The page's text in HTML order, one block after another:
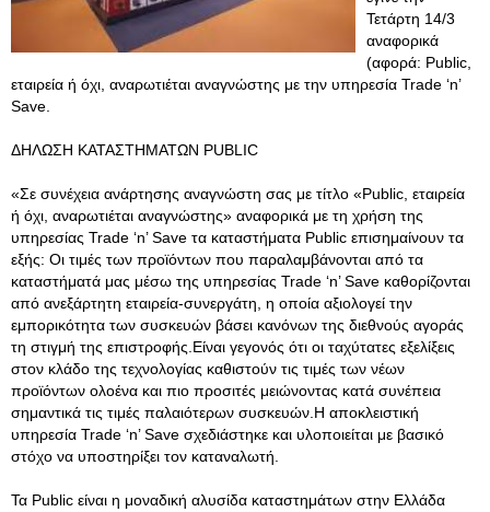
Τετάρτη 14/3
αναφορικά
(αφορά: Public,
εταιρεία ή όχι, αναρωτιέται αναγνώστης με την υπηρεσία Trade ‘n’
Save.
ΔΗΛΩΣΗ ΚΑΤΑΣΤΗΜΑΤΩΝ PUBLIC
«Σε συνέχεια ανάρτησης αναγνώστη σας με τίτλο «Public, εταιρεία
ή όχι, αναρωτιέται αναγνώστης» αναφορικά με τη χρήση της
υπηρεσίας Trade ‘n’ Save τα καταστήματα Public επισημαίνουν τα
εξής: Οι τιμές των προϊόντων που παραλαμβάνονται από τα
καταστήματά μας μέσω της υπηρεσίας Trade ‘n’ Save καθορίζονται
από ανεξάρτητη εταιρεία-συνεργάτη, η οποία αξιολογεί την
εμπορικότητα των συσκευών βάσει κανόνων της διεθνούς αγοράς
τη στιγμή της επιστροφής.Είναι γεγονός ότι οι ταχύτατες εξελίξεις
στον κλάδο της τεχνολογίας καθιστούν τις τιμές των νέων
προϊόντων ολοένα και πιο προσιτές μειώνοντας κατά συνέπεια
σημαντικά τις τιμές παλαιότερων συσκευών.Η αποκλειστική
υπηρεσία Trade ‘n’ Save σχεδιάστηκε και υλοποιείται με βασικό
στόχο να υποστηρίξει τον καταναλωτή.
Τα Public είναι η μοναδική αλυσίδα καταστημάτων στην Ελλάδα